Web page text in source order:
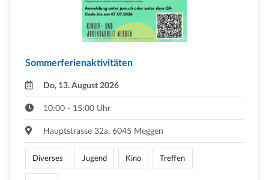
Sommerferienaktivitäten
Do, 13. August 2026
10:00 - 15:00 Uhr
Hauptstrasse 32a, 6045 Meggen
Diverses Jugend Kino Treffen